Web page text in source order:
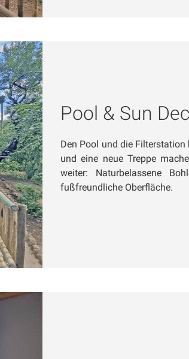
Pool & Sun
Den Pool und die
und eine neue Treppe
weiter: Naturbelassene
fußfreundliche Oberfläche.